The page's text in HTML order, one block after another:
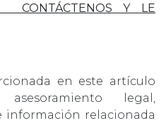
CONTÁCTENOS Y LE
en este artículo
legal,
relacionada